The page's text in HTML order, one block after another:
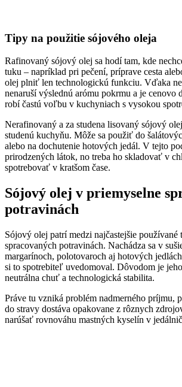
Tipy na použitie sójového oleja
Rafinovaný sójový olej sa hodí tam, kde
tuku – napríklad pri pečení, príprave cesta
olej plniť len technologickú funkciu. Vďaka
nenaruší výslednú arómu pokrmu a je cenovo
robí častú voľbu v kuchyniach s vysokou
Nerafinovaný a za studena lisovaný sójový
studenú kuchyňu. Môže sa použiť do
alebo na dochutenie hotových jedál. V tejto
prirodzených látok, no treba ho skladovať v
spotrebovať v kratšom čase.
Sójový olej v priemyselne
potravinách
Sójový olej patrí medzi najčastejšie
spracovaných potravinách. Nachádza sa v
margarínoch, polotovaroch aj hotových
si to spotrebiteľ uvedomoval. Dôvodom je
neutrálna chuť a technologická stabilita.
Práve tu vzniká problém nadmerného príjmu,
do stravy dostáva opakovane z rôznych
narúšať rovnováhu mastných kyselín v